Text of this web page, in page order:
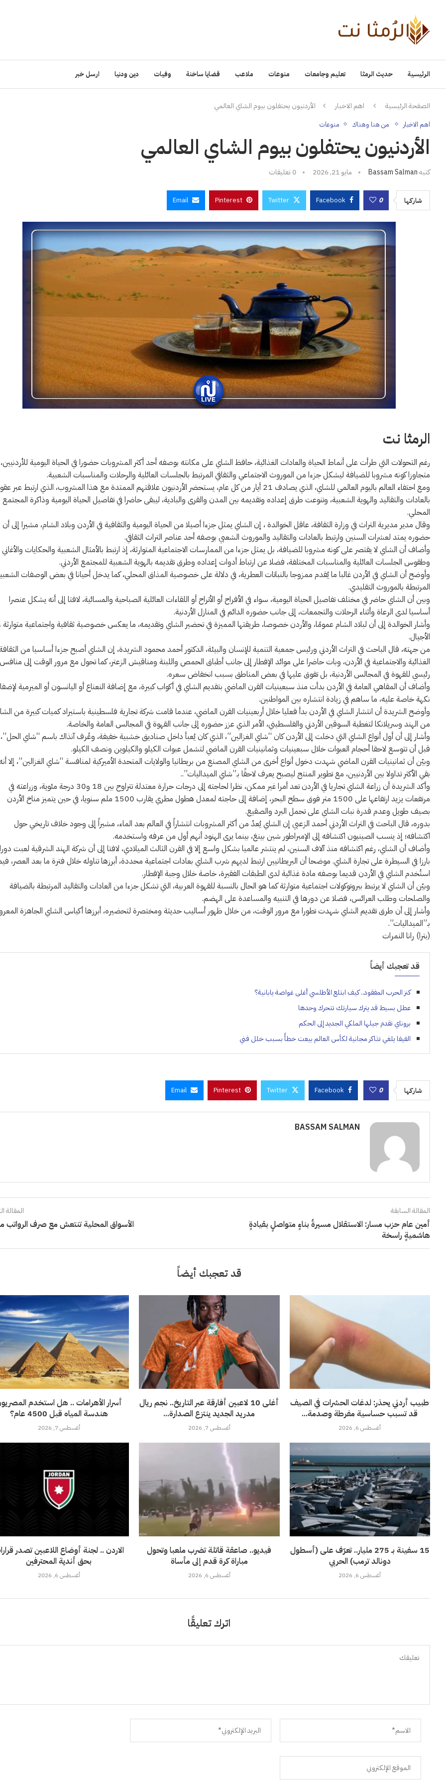
الرئيسية حديث الرمثا تعليم وجامعات منوعات ملاعب قضايا ساخنة وفيات دين ودنيا ارسل خبر
الصفحة الرئيسية اهم الاخبار الأردنيون يحتفلون بيوم الشاي العالمي
اهم الاخبار من هنا وهناك منوعات
الأردنيون يحتفلون بيوم الشاي العالمي
كتبهBassam Salman مايو 21, 2026 0 تعليقات
شاركها 0
Facebook
Twitter
Pinterest
Email
الرمثا نت
رغم التحولات التي طرأت على أنماط الحياة والعادات الغذائية، حافظ الشاي على مكانته بوصفه أحد أكثر المشروبات حضورا في الحياة اليومية للأردنيين،
متجاوزا كونه مشروبا للضيافة ليشكل جزءا من الموروث الاجتماعي والثقافي المرتبط بالجلسات العائلية والرحلات والمناسبات الشعبية.
ومع احتفاء العالم باليوم العالمي للشاي، الذي يصادف 21 أيار من كل عام، يستحضر الأردنيون علاقتهم الممتدة مع هذا المشروب، الذي ارتبط عبر
بالعادات والتقاليد والهوية الشعبية، وتنوعت طرق إعداده وتقديمه بين المدن والقرى والبادية، ليبقى حاضرا في تفاصيل الحياة اليومية وذاكرة المجتمع
المحلي.
وقال مدير مديرية التراث في وزارة الثقافة، عاقل الخوالدة ، إن الشاي يمثل جزءا أصيلا من الحياة اليومية والثقافية في الأردن وبلاد الشام، مشيرا إلى أن
حضوره يمتد لعشرات السنين وارتبط بالعادات والتقاليد والموروث الشعبي بوصفه أحد عناصر التراث الثقافي.
وأضاف أن الشاي لا يقتصر على كونه مشروبا للضيافة، بل يمثل جزءا من الممارسات الاجتماعية المتوارثة، إذ ارتبط بالأمثال الشعبية والحكايات والأغاني
وطقوس الجلسات العائلية والمناسبات المختلفة، فضلا عن ارتباط أدوات إعداده وطرق تقديمه بالهوية الشعبية للمجتمع الأردني.
وأوضح أن الشاي في الأردن غالبا ما يُقدم ممزوجا بالنباتات العطرية، في دلالة على خصوصية المذاق المحلي، كما يدخل أحيانا في بعض الوصفات
المرتبطة بالموروث التقليدي.
وبين أن الشاي حاضر في مختلف تفاصيل الحياة اليومية، سواء في الأفراح أو الأتراح أو اللقاءات العائلية الصباحية والمسائية، لافتا إلى أنه يشكل عنصرا
أساسيا لدى الرعاة وأثناء الرحلات والتجمعات، إلى جانب حضوره الدائم في المنازل الأردنية.
وأشار الخوالدة إلى أن لبلاد الشام عمومًا، والأردن خصوصا، طريقتها المميزة في تحضير الشاي وتقديمه، ما يعكس خصوصية ثقافية واجتماعية متوارثة
الأجيال.
من جهته، قال الباحث في التراث الأردني ورئيس جمعية التنمية للإنسان والبيئة، الدكتور أحمد محمود الشريدة، إن الشاي أصبح جزءا أساسيا من
الغذائية والاجتماعية في الأردن، وبات حاضرا على موائد الإفطار إلى جانب أطباق الحمص واللبنة ومناقيش الزعتر، كما تحول مع مرور الوقت إلى منافس
رئيسي للقهوة في المجالس الأردنية، بل تفوق عليها في بعض المناطق بسبب انخفاض سعره.
وأضاف أن المقاهي العامة في الأردن بدأت منذ سبعينيات القرن الماضي بتقديم الشاي في أكواب كبيرة، مع إضافة النعناع أو اليانسون أو الميرمية
نكهة خاصة عليه، ما ساهم في زيادة انتشاره بين المواطنين.
وأوضح الشريدة أن انتشار الشاي في الأردن بدأ فعليا خلال أربعينيات القرن الماضي، عندما قامت شركة تجارية فلسطينية باستيراد كميات كبيرة من
من الهند وسريلانكا لتغطية السوقين الأردني والفلسطيني، الأمر الذي عزز حضوره إلى جانب القهوة في المجالس العامة والخاصة.
وأشار إلى أن أول أنواع الشاي التي دخلت إلى الأردن كان “شاي الغزالين”، الذي كان يُعبأ داخل صناديق خشبية خفيفة، وعُرف آنذاك باسم “شاي الحل”،
قبل أن تتوسع لاحقا أحجام العبوات خلال سبعينيات وثمانينيات القرن الماضي لتشمل عبوات الكيلو والكيلوين ونصف الكيلو.
وبيّن أن ثمانينيات القرن الماضي شهدت دخول أنواع أخرى من الشاي المصنع من بريطانيا والولايات المتحدة الأميركية لمنافسة “شاي الغزالين”، إلا
بقي الأكثر تداولا بين الأردنيين، مع تطوير المنتج ليصبح يعرف لاحقًا بـ”شاي الميداليات”..
وأكد الشريدة أن زراعة الشاي تجاريا في الأردن تعد أمرا غير ممكن، نظرا لحاجته إلى درجات حرارة معتدلة تتراوح بين 18 و30 درجة مئوية، وزراعته في
مرتفعات يزيد ارتفاعها على 1500 متر فوق سطح البحر، إضافة إلى حاجته لمعدل هطول مطري يقارب 1500 ملم سنويا، في حين يتميز مناخ الأردن
بصيف طويل وعدم قدرة نبات الشاي على تحمل البرد والصقيع.
بدوره، قال الباحث في التراث الأردني أحمد الزعبي إن الشاي يُعدّ من أكثر المشروبات انتشاراً في العالم بعد الماء، مشيراً إلى وجود خلاف تاريخي حول
اكتشافه؛ إذ ينسب الصينيون اكتشافه إلى الإمبراطور شين بينغ، بينما يرى الهنود أنهم أول من عرفه واستخدمه.
وأضاف أن الشاي، رغم اكتشافه منذ آلاف السنين، لم ينتشر عالميا بشكل واسع إلا في القرن الثالث الميلادي، لافتا إلى أن شركة الهند الشرقية لعبت دورا
بارزا في السيطرة على تجارة الشاي. موضحا أن البريطانيين ارتبط لديهم شرب الشاي بعادات اجتماعية محددة، أبرزها تناوله خلال فترة ما بعد العصر،
استُخدم الشاي في الأردن قديما بوصفه مادة غذائية لدى الطبقات الفقيرة، خاصة خلال وجبة الإفطار.
وبيّن أن الشاي لا يرتبط ببروتوكولات اجتماعية متوارثة كما هو الحال بالنسبة للقهوة العربية، التي تشكل جزءا من العادات والتقاليد المرتبطة بالضيافة
والصلحات وطلب العرائس، فضلا عن دورها في التنبيه والمساعدة على الهضم.
وأشار إلى أن طرق تقديم الشاي شهدت تطورا مع مرور الوقت، من خلال ظهور أساليب حديثة ومختصرة لتحضيره، أبرزها أكياس الشاي الجاهزة
بـ”الميداليات”.
(بترا) رانا النمرات
قد تعجبك أيضاً
كنز الحرب المفقود.. كيف ابتلع الأطلسي أغلى غواصة يابانية؟
عطل بسيط قد يترك سيارتك تتحرك وحدها
بروناي تقدم جيلها الملكي الجديد إلى الحكم
الفيفا يلغي تذاكر مجانية لكأس العالم بيعت خطأً بسبب خلل فني
شاركها 0
Facebook
Twitter
Pinterest
Email
BASSAM SALMAN
المقالة السابقة
أمين عام حزب مسار: الاستقلال مسيرةُ بناءٍ متواصلٍ بقيادةٍ
هاشميةٍ راسخة
المقالة
الأسواق المحلية تنتعش مع صرف الرواتب
قد تعجبك أيضاً
أسرار الأهرامات .. هل استخدم
هندسة المياه قبل 4500 عام؟
أغسطس 7, 2026
أغلى 10 لاعبين أفارقة عبر التاريخ.. نجم ريال
مدريد الجديد ينتزع الصدارة...
أغسطس 7, 2026
طبيب أردني يحذر: لدغات الحشرات في الصيف
قد تسبب حساسية مفرطة وصدمة...
أغسطس 6, 2026
الاردن .. لجنة أوضاع اللاعبين تصدر
بحق أندية المحترفين
أغسطس 6, 2026
فيديو.. صاعقة قاتلة تضرب ملعبا وتحول
مباراة كرة قدم إلى مأساة
أغسطس 6, 2026
15 سفينة بـ 275 مليار.. تعرّف على (أسطول
دونالد ترمب) الحربي
أغسطس 6, 2026
اترك تعليقًا